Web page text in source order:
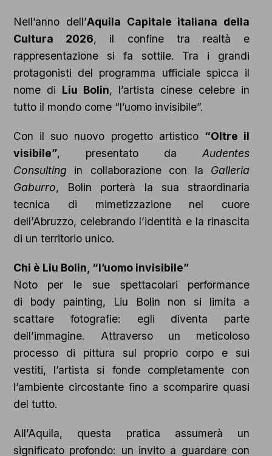
Nell’anno dell’Aquila Capitale italiana della
Cultura 2026, il confine tra realtà e
rappresentazione si fa sottile. Tra i grandi
protagonisti del programma ufficiale spicca il
nome di Liu Bolin, l’artista cinese celebre in
tutto il mondo come “l’uomo invisibile”.
Con il suo nuovo progetto artistico “Oltre il
visibile”, presentato daAudentes
Consultingin collaborazione con la Galleria
Gaburro, Bolin porterà la sua straordinaria
tecnica di mimetizzazione nel cuore
dell’Abruzzo, celebrando l’identità e la rinascita
di un territorio unico.
Chi è Liu Bolin, “l’uomo invisibile”
Noto per le sue spettacolari performance
di body painting, Liu Bolin non si limita a
scattare fotografie: egli diventa parte
dell’immagine. Attraverso un meticoloso
processo di pittura sul proprio corpo e sui
vestiti, l’artista si fonde completamente con
l’ambiente circostante fino a scomparire quasi
del tutto.
All’Aquila, questa pratica assumerà un
significato profondo: un invito a guardare con